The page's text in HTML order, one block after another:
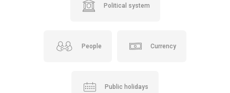
Political system
People Currency
Public holidays